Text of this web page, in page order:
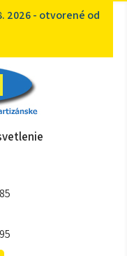
2026 - otvorené od
mesta